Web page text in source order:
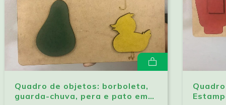
Quadro de objetos: borboleta,
guarda-chuva, pera e pato em